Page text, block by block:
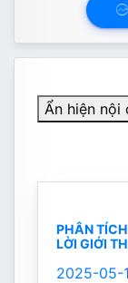
Ẩn hiện nội
PHÂN
LỜI GIỚI
2025-05-